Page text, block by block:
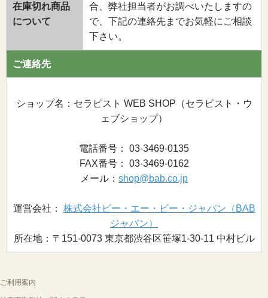
在庫切れ商品
について
合、弊社担当者がお調べいたしますの
で、下記の連絡先までお気軽にご相談
下さい。
ご連絡先
ショップ名：セラピスト WEB SHOP（セラピスト・ウ
ェブショップ）
電話番号： 03-3469-0135
FAX番号： 03-3469-0162
メール： shop@bab.co.jp
運営会社： 株式会社ビー・エー・ビー・ジャパン（BAB
ジャパン）
所在地：〒151-0073 東京都渋谷区笹塚1-30-11 中村ビル
ご利用案内